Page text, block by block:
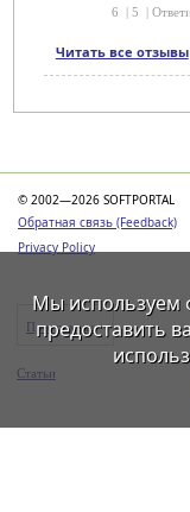
6
5
Читать все отзывы
© 2002—2026 SOFTPORTAL
Обратная связь (Feedback)
Privacy Policy
Программы
Статьи
Мы используем
предоставить